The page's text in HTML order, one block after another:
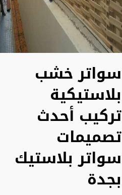
سواتر خشب
بلاستيكية
تركيب أحدث
تصميمات
سواتر بلاستيك
بجدة